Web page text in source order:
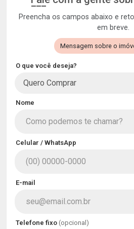
Preencha os campos abaixo e
em breve.
Mensagem sobre o
O que você deseja?
Quero Comprar
Nome
Celular / WhatsApp
E-mail
Telefone fixo (opcional)